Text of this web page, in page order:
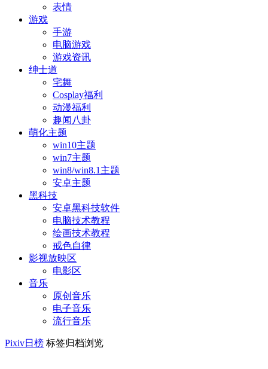
表情
游戏
手游
电脑游戏
游戏资讯
绅士道
宅舞
Cosplay福利
动漫福利
趣闻八卦
萌化主题
win10主题
win7主题
win8/win8.1主题
安卓主题
黑科技
安卓黑科技软件
电脑技术教程
绘画技术教程
戒色自律
影视放映区
电影区
音乐
原创音乐
电子音乐
流行音乐
Pixiv日榜 标签归档浏览